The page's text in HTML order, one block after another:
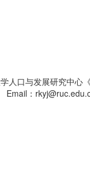
人口与发展研究中
：